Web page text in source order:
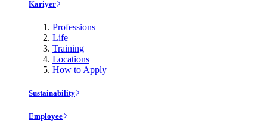
Kariyer
Professions
Life
Training
Locations
How to Apply
Sustainability
Employee